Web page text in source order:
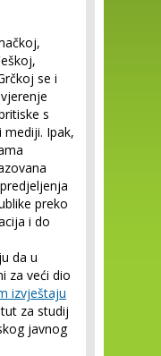
se i
s
Ipak,
preko
i do
da u
za veći dio
izvještaju
za studij
javnog